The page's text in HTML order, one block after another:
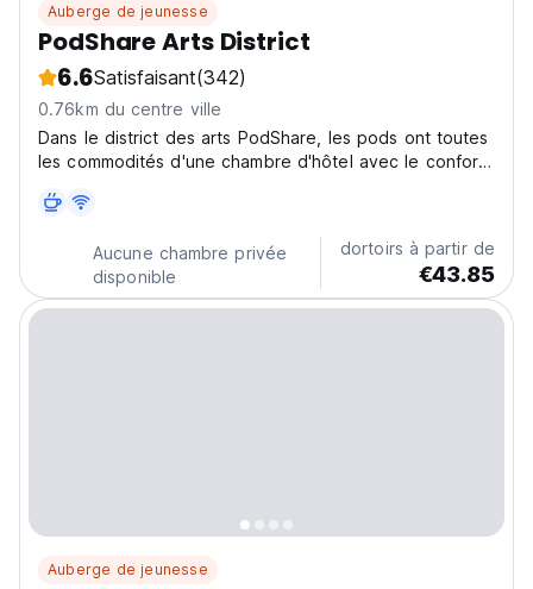
Auberge de jeunesse
PodShare Arts District
6.6Satisfaisant(342)
0.76km du centre ville
Dans le district des arts PodShare, les pods ont toutes
les commodités d'une chambre d'hôtel avec le confort
Aucune chambre privée
disponible
dortoirs à partir de
€43.85
Auberge de jeunesse